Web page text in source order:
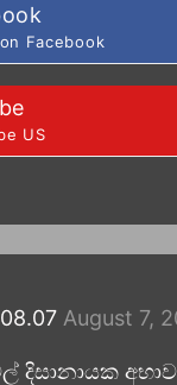
Facebook
US
August 7,
දිසානායක